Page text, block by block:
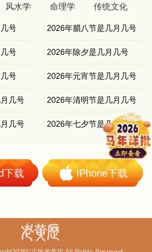
风水学 命理学 传统文化
号 2026年腊八节是几月几号
号 2026年除夕是几月几号
号 2026年元宵节是几月几号
几号 2026年清明节是几月几号
几号 2026年七夕节是几月几号
下载 IPhone下载